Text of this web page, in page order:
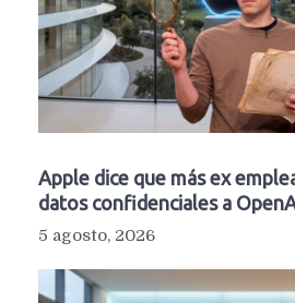
Apple dice que más ex
datos confidenciales a
5 agosto, 2026